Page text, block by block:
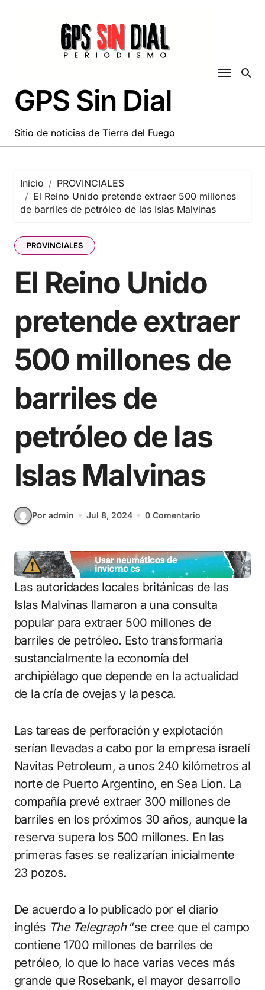
GPS Sin Dial
Sitio de noticias de Tierra del Fuego
Inicio
PROVINCIALES
El Reino Unido pretende extraer 500 millones
de barriles de petróleo de las Islas Malvinas
PROVINCIALES
El Reino Unido
pretende extraer
500 millones de
barriles de
petróleo de las
Islas Malvinas
Por admin Jul 8, 2024 0 Comentario
Las autoridades locales británicas de las
Islas Malvinas llamaron a una consulta
popular para extraer 500 millones de
barriles de petróleo. Esto transformaría
sustancialmente la economía del
archipiélago que depende en la actualidad
de la cría de ovejas y la pesca.
Las tareas de perforación y explotación
serían llevadas a cabo por la empresa israelí
Navitas Petroleum, a unos 240 kilómetros al
norte de Puerto Argentino, en Sea Lion. La
compañía prevé extraer 300 millones de
barriles en los próximos 30 años, aunque la
reserva supera los 500 millones. En las
primeras fases se realizarían inicialmente
23 pozos.
De acuerdo a lo publicado por el diario
inglés The Telegraph“se cree que el campo
contiene 1700 millones de barriles de
petróleo, lo que lo hace varias veces más
grande que Rosebank, el mayor desarrollo